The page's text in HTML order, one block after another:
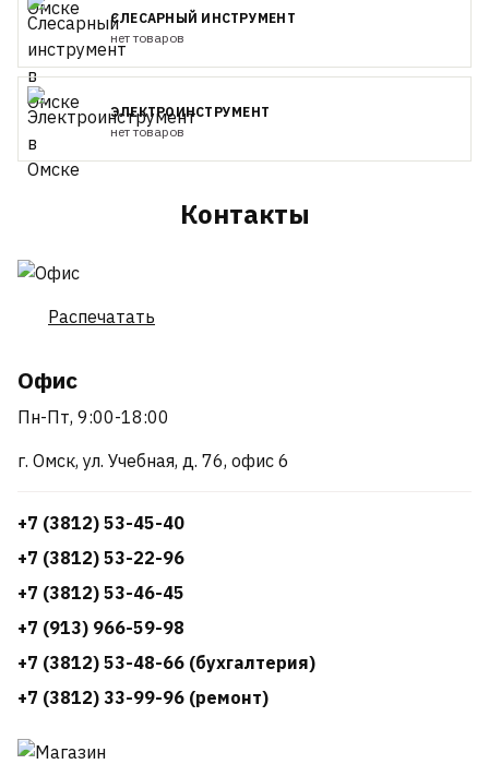
СЛЕСАРНЫЙ ИНСТРУМЕНТ
нет товаров
ЭЛЕКТРОИНСТРУМЕНТ
нет товаров
Контакты
Распечатать
Офис
Пн-Пт, 9:00-18:00
г. Омск, ул. Учебная, д. 76, офис 6
+7 (3812) 53-45-40
+7 (3812) 53-22-96
+7 (3812) 53-46-45
+7 (913) 966-59-98
+7 (3812) 53-48-66 (бухгалтерия)
+7 (3812) 33-99-96 (ремонт)